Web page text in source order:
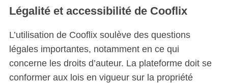
Légalité et accessibilité de Cooflix
L’utilisation de Cooflix soulève des questions
légales importantes, notamment en ce qui
concerne les droits d’auteur. La plateforme doit se
conformer aux lois en vigueur sur la propriété